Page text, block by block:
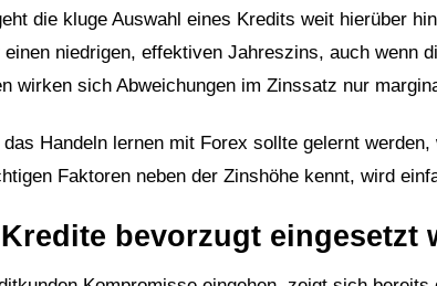
die kluge Auswahl eines Kredits weit hierüber
einen niedrigen, effektiven Jahreszins, auch wenn
wirken sich Abweichungen im Zinssatz nur
Handeln lernen mit Forex sollte gelernt
Faktoren neben der Zinshöhe kennt, wird
bevorzugt eingesetzt